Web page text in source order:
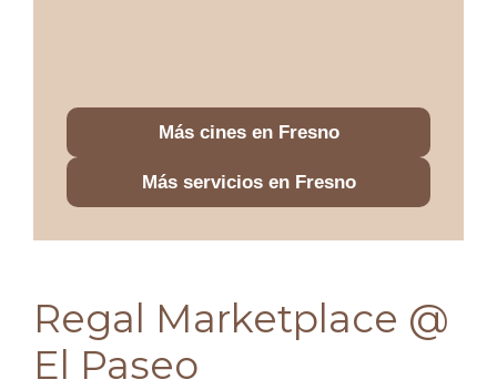
Más cines en Fresno
Más servicios en Fresno
Regal Marketplace @
El Paseo